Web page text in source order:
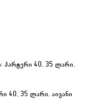
პარტერი 40, 35 ლარი,
40, 35 ლარი, აივანი